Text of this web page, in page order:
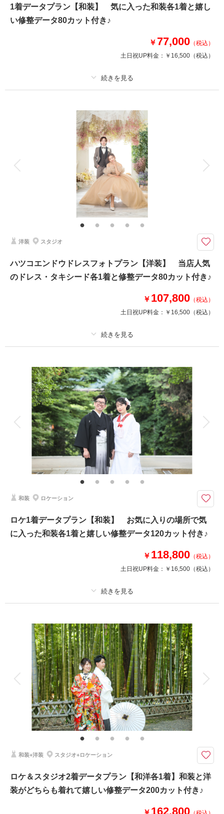
撮影場所：水戸市（茨城）
1着データプラン【和装】 気に入った和装各1着と嬉し
い修整データ80カット付き♪
￥ 77,000 （税込）
土日祝UP料金： ￥16,500 （税込）
新婦衣装1着
ヘアメイク
データ 80 カット
会食
家族用衣装レンタル
おしゃれなスタジオで花嫁和装と紋付袴を着てお撮影♬
プラン内和装各1着・ヘアメイク・着付け・撮影料・修整データ80カットが
付いたスタジオフォトプラン♪
このプランで撮影可能な撮影レポート
撮影日：
2026年2月21日
撮影場所：
洋装 スタジオ
ハツコエンドウドレスフォトプラン【洋装】 当店人気
のドレス・タキシード各1着と修整データ80カット付き♪
￥ 107,800 （税込）
土日祝UP料金： ￥16,500 （税込）
撮影料 新婦衣装1着 新郎衣装1着
着付け ヘアメイク 小物一式
アルバム データ 80 カット 台紙付写真
衣装追加 会食 挙式
家族と撮影 家族用衣装レンタル ペットと撮影
問い合わせ多数のハツコエンドウを着てお撮影ができちゃうプラン♪
おしゃれ花嫁が着たい【ハツコエンドウ】のドレスと、オプションのタキシ
ード各1着・ヘアメイク・着付け・撮影料・修整データ80カットが付いたス
撮影場所：スタジオ （茨城）
和装 ロケーション
ロケ1着データプラン【和装】 お気に入りの場所で気
に入った和装各1着と嬉しい修整データ120カット付き♪
￥ 118,800 （税込）
土日祝UP料金： ￥16,500 （税込）
撮影料 新婦衣装1着 新郎衣装1着
着付け ヘアメイク 小物一式
アルバム データ 120 カット 台紙付写真
衣装追加 会食 挙式
家族と撮影 家族用衣装レンタル ペットと撮影
ここで撮影してみたい！というご希望もご相談ください♪
プラン内和装各1着・ヘアメイク・着付け・撮影料・修整データ120カット
が付いたロケーションフォトプラン♪
このプランで撮影可能な撮影レポート
撮影日：2026年2月27日
和装+洋装 スタジオ+ロケーション
ロケ＆スタジオ2着データプラン【和洋各1着】和装と洋
装がどちらも着れて嬉しい修整データ200カット付き♪
￥ 162,800